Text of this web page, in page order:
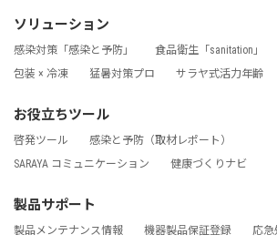
ソリューション
感染対策「感染と予防」 食品衛生「sanitation」
包装 × 冷凍
猛暑対策プロ サラヤ式活力年齢
お役立ちツール
啓発ツール
感染と予防（取材レポート）
SARAYA コミュニケーション
健康づくりナビ
製品サポート
製品メンテナンス情報 機器製品保証登録
応急